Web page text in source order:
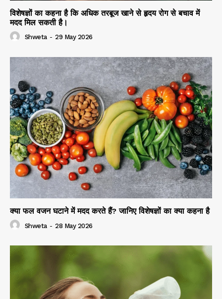
विशेषज्ञों का कहना है कि अधिक तरबूज खाने से हृदय रोग से बचाव में
मदद मिल सकती है।
Shweta - 29 May 2026
क्या फल वजन घटाने में मदद करते हैं? जानिए विशेषज्ञों का क्या कहना है
Shweta - 28 May 2026